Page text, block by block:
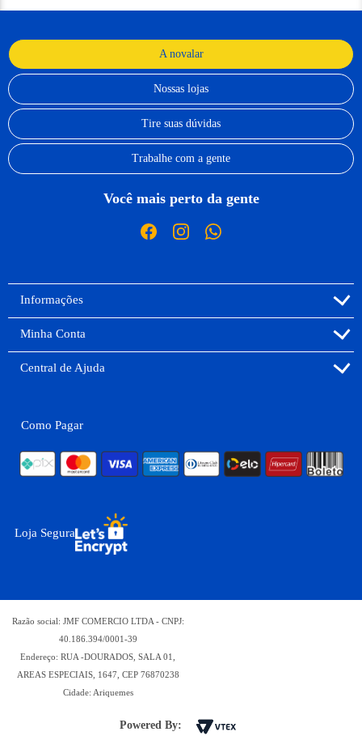
A novalar
Nossas lojas
Tire suas dúvidas
Trabalhe com a gente
Você mais perto da gente
Informações
Minha Conta
Central de Ajuda
Como Pagar
Loja Segura
Razão social: JMF COMERCIO LTDA - CNPJ:
40.186.394/0001-39
Endereço: RUA -DOURADOS, SALA 01,
AREAS ESPECIAIS, 1647, CEP 76870238
Cidade: Ariquemes
Powered By: